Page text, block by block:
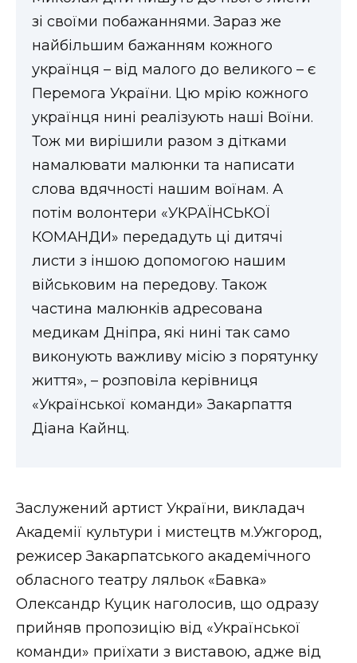
зі своїми побажаннями. Зараз же
найбільшим бажанням кожного
українця – від малого до великого – є
Перемога України. Цю мрію кожного
українця нині реалізують наші Воїни.
Тож ми вирішили разом з дітками
намалювати малюнки та написати
слова вдячності нашим воїнам. А
потім волонтери «УКРАЇНСЬКОЇ
КОМАНДИ» передадуть ці дитячі
листи з іншою допомогою нашим
військовим на передову. Також
частина малюнків адресована
медикам Дніпра, які нині так само
виконують важливу місію з порятунку
життя», – розповіла керівниця
«Української команди» Закарпаття
Діана Кайнц.
Заслужений артист України, викладач
Академії культури і мистецтв м.Ужгород,
режисер Закарпатського академічного
обласного театру ляльок «Бавка»
Олександр Куцик наголосив, що одразу
прийняв пропозицію від «Української
команди» приїхати з виставою, адже від